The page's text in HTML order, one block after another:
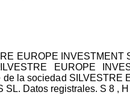
EUROPE INVESTMENT
EUROPE
la sociedad SILVESTRE
Datos registrales. S 8 , H